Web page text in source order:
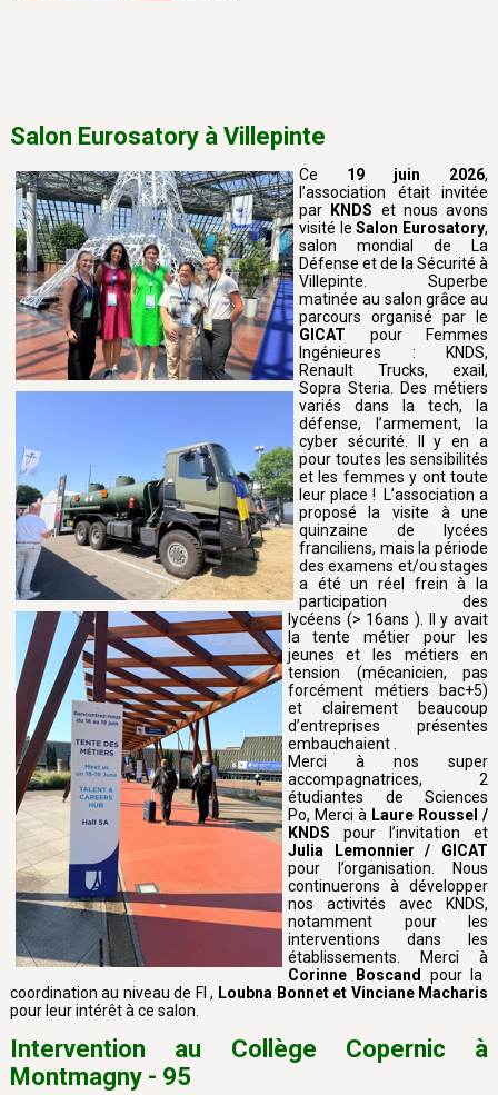
Salon Eurosatory à Villepinte
Ce 19 juin 2026,
l’association était invitée
parKNDS et nous avons
visité leSalon Eurosatory,
salon mondial de La
Défense et de la Sécurité à
Villepinte. Superbe
matinée au salon grâce au
parcours organisé par le
GICAT pour Femmes
Ingénieures : KNDS,
Renault Trucks, exail,
Sopra Steria. Des métiers
variés dans la tech, la
défense, l’armement, la
cyber sécurité. Il y en a
pour toutes les sensibilités
et les femmes y ont toute
leur place ! L’association a
proposé la visite à une
quinzaine de lycées
franciliens, mais la période
des examens et/ou stages
a été un réel frein à la
participation des
lycéens (> 16ans ). Il y avait
la tente métier pour les
jeunes et les métiers en
tension (mécanicien, pas
forcément métiers bac+5)
et clairement beaucoup
d’entreprises présentes
embauchaient .
Merci à nos super
accompagnatrices, 2
étudiantes de Sciences
Po, Merci à Laure Roussel /
KNDS pour l’invitation et
Julia Lemonnier / GICAT
pour l’organisation. Nous
continuerons à développer
nos activités avec KNDS,
notamment pour les
interventions dans les
établissements. Merci à
Corinne Boscand
pour la
coordination au niveau de FI , Loubna Bonnet et Vinciane Macharis
pour leur intérêt à ce salon.
Intervention au Collège Copernic à
Montmagny - 95